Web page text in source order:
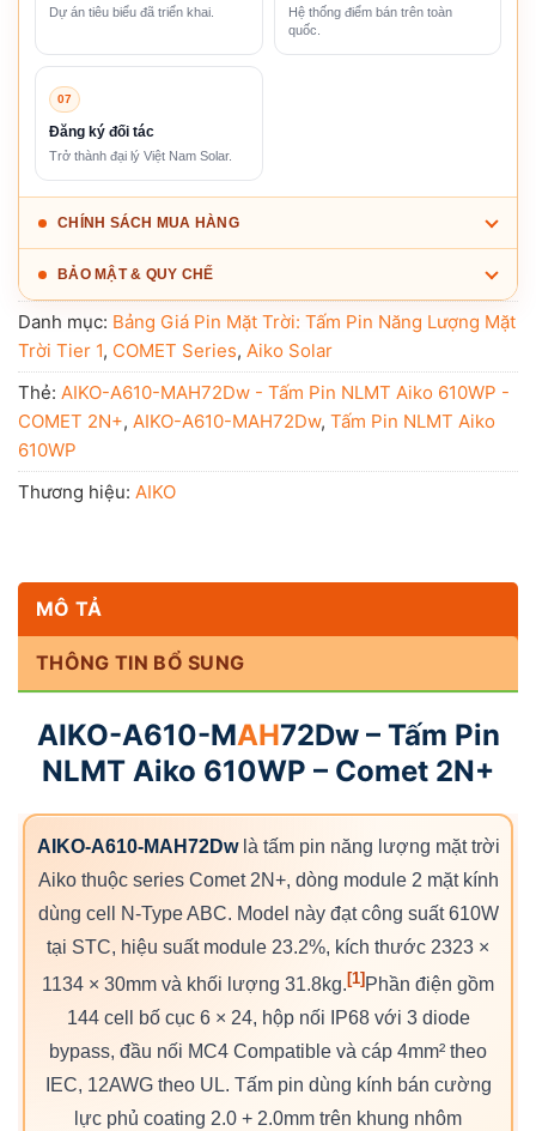
Dự án tiêu biểu đã triển khai.
Hệ thống điểm bán trên toàn
quốc.
07
Đăng ký đối tác
Trở thành đại lý Việt Nam Solar.
CHÍNH SÁCH MUA HÀNG
BẢO MẬT & QUY CHẾ
Danh mục: Bảng Giá Pin Mặt Trời: Tấm Pin Năng Lượng Mặt
Trời Tier 1, COMET Series, Aiko Solar
Thẻ: AIKO-A610-MAH72Dw - Tấm Pin NLMT Aiko 610WP -
COMET 2N+, AIKO-A610-MAH72Dw, Tấm Pin NLMT Aiko
610WP
Thương hiệu: AIKO
MÔ TẢ
THÔNG TIN BỔ SUNG
AIKO-A610-MAH72Dw – Tấm Pin
NLMT Aiko 610WP – Comet 2N+
AIKO-A610-MAH72Dwlà tấm pin năng lượng mặt trời
Aiko thuộc series Comet 2N+, dòng module 2 mặt kính
dùng cell N-Type ABC. Model này đạt công suất 610W
tại STC, hiệu suất module 23.2%, kích thước 2323 ×
1134 × 30mm và khối lượng 31.8kg. [1] Phần điện gồm
144 cell bố cục 6 × 24, hộp nối IP68 với 3 diode
bypass, đầu nối MC4 Compatible và cáp 4mm² theo
IEC, 12AWG theo UL. Tấm pin dùng kính bán cường
lực phủ coating 2.0 + 2.0mm trên khung nhôm